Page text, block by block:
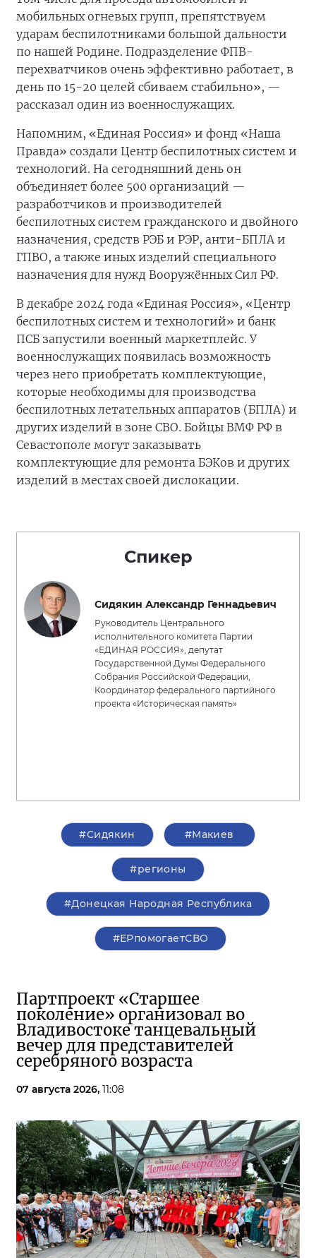
мобильных огневых групп, препятствуем
ударам беспилотниками большой дальности
по нашей Родине. Подразделение ФПВ-
перехватчиков очень эффективно работает, в
день по 15-20 целей сбиваем стабильно», —
рассказал один из военнослужащих.
Напомним, «Единая Россия» и фонд «Наша
Правда» создали Центр беспилотных систем и
технологий. На сегодняшний день он
объединяет более 500 организаций —
разработчиков и производителей
беспилотных систем гражданского и двойного
назначения, средств РЭБ и РЭР, анти-БПЛА и
ГПВО, а также иных изделий специального
назначения для нужд Вооружённых Сил РФ.
В декабре 2024 года «Единая Россия», «Центр
беспилотных систем и технологий» и банк
ПСБ запустили военный маркетплейс. У
военнослужащих появилась возможность
через него приобретать комплектующие,
которые необходимы для производства
беспилотных летательных аппаратов (БПЛА) и
других изделий в зоне СВО. Бойцы ВМФ РФ в
Севастополе могут заказывать
комплектующие для ремонта БЭКов и других
изделий в местах своей дислокации.
Спикер
Сидякин Александр Геннадьевич
Руководитель Центрального
исполнительного комитета Партии
«ЕДИНАЯ РОССИЯ», депутат
Государственной Думы Федерального
Собрания Российской Федерации,
Координатор федерального партийного
проекта «Историческая память»
#Сидякин #Макиев
#регионы
#Донецкая Народная Республика
#ЕРпомогаетСВО
Партпроект «Старшее
поколение» организовал во
Владивостоке танцевальный
вечер для представителей
серебряного возраста
07 августа 2026, 11:08